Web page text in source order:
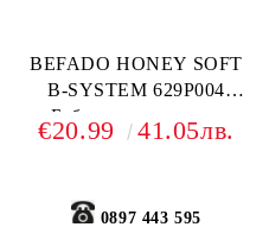
BEFADO HONEY SOFT
B-SYSTEM 629P004
Бебешки текстилни
обувки, Сиви
€20.99 41.05лв.
0897 443 595